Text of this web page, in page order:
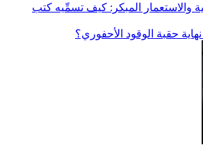
والاستعمار المبكر: كيف تسمِّيه كتب
حقبة الوقود الأحفوري؟